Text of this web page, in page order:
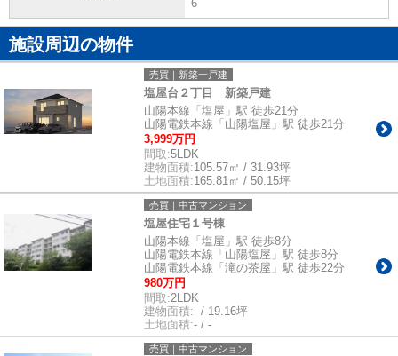
6
施設周辺の物件
売買｜新築一戸建
塩屋台２丁目 新築戸建
山陽本線「塩屋」駅 徒歩21分
山陽電鉄本線「山陽塩屋」駅 徒歩21分
3,999万円
間取:5LDK
建物面積:105.57㎡ / 31.93坪
土地面積:165.81㎡ / 50.15坪
売買｜中古マンション
塩屋住宅１号棟
山陽本線「塩屋」駅 徒歩8分
山陽電鉄本線「山陽塩屋」駅 徒歩8分
山陽電鉄本線「滝の茶屋」駅 徒歩22分
980万円
間取:2LDK
建物面積:- / 19.16坪
土地面積:- / -
売買｜中古マンション